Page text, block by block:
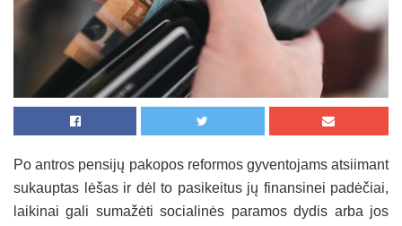
Po antros pensijų pakopos reformos gyventojams atsiimant
sukauptas lėšas ir dėl to pasikeitus jų finansinei padėčiai,
laikinai gali sumažėti socialinės paramos dydis arba jos